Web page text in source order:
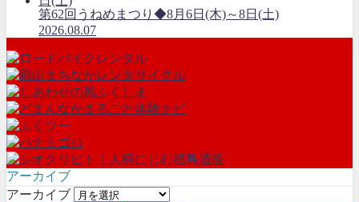
第62回うねめまつり◆8月6日(木)～8日(土)
2026.08.07
アーカイブ
アーカイブ